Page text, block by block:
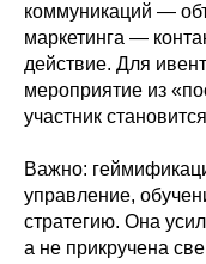
коммуникаций —
маркетинга —
действие. Для
мероприятие из
участник
Важно:
управление,
стратегию. Она
а не прикручена